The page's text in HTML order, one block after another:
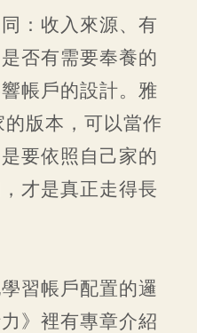
：收入來源、有
否有需要奉養的
帳戶的設計。雅
版本，可以當作
要依照自己家的
才是真正走得長
習帳戶配置的邏
》裡有專章介紹